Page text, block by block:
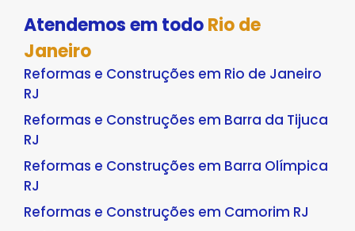
Atendemos em todoRio de
Janeiro
Reformas e Construções em Rio de Janeiro
RJ
Reformas e Construções em Barra da Tijuca
RJ
Reformas e Construções em Barra Olímpica
RJ
Reformas e Construções em Camorim RJ